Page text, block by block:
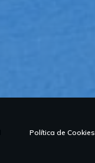
Política de Cookies